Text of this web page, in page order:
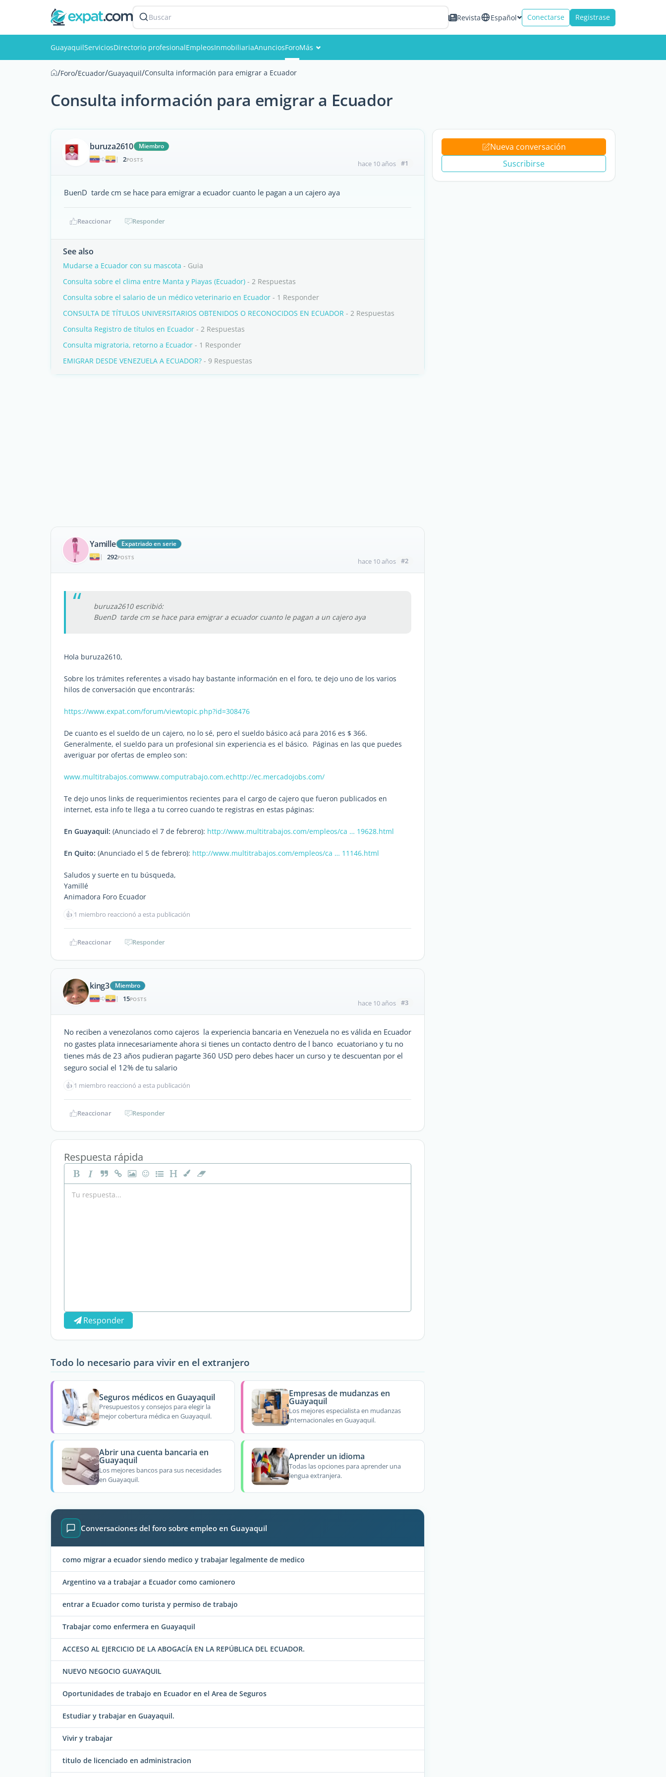
Buscar Revista Español Conectarse Registrase
GuayaquilServiciosDirectorio profesionalEmpleosInmobiliariaAnunciosForoMás
Miembros
/Foro/Ecuador/Guayaquil/Consulta información para emigrar a Ecuador
Consulta información para emigrar a Ecuador
buruza2610
Miembro
|
2POSTS hace 10 años #1
BuenD tarde cm se hace para emigrar a ecuador cuanto le pagan a un cajero aya
Reaccionar Responder
See also
Mudarse a Ecuador con su mascota - Guia
Consulta sobre el clima entre Manta y Piayas (Ecuador) - 2 Respuestas
Consulta sobre el salario de un médico veterinario en Ecuador - 1 Responder
CONSULTA DE TÍTULOS UNIVERSITARIOS OBTENIDOS O RECONOCIDOS EN ECUADOR - 2 Respuestas
Consulta Registro de títulos en Ecuador - 2 Respuestas
Consulta migratoria, retorno a Ecuador - 1 Responder
EMIGRAR DESDE VENEZUELA A ECUADOR? - 9 Respuestas
Yamille
Expatriado en serie
|
292POSTS hace 10 años #2
buruza2610 escribió:
BuenD tarde cm se hace para emigrar a ecuador cuanto le pagan a un cajero aya
Hola buruza2610,
Sobre los trámites referentes a visado hay bastante información en el foro, te dejo uno de los varios
hilos de conversación que encontrarás:
https://www.expat.com/forum/viewtopic.php?id=308476
De cuanto es el sueldo de un cajero, no lo sé, pero el sueldo básico acá para 2016 es $ 366.
Generalmente, el sueldo para un profesional sin experiencia es el básico. Páginas en las que puedes
averiguar por ofertas de empleo son:
www.multitrabajos.comwww.computrabajo.com.echttp://ec.mercadojobs.com/
Te dejo unos links de requerimientos recientes para el cargo de cajero que fueron publicados en
internet, esta info te llega a tu correo cuando te registras en estas páginas:
En Guayaquil: (Anunciado el 7 de febrero): http://www.multitrabajos.com/empleos/ca … 19628.html
En Quito: (Anunciado el 5 de febrero): http://www.multitrabajos.com/empleos/ca … 11146.html
Saludos y suerte en tu búsqueda,
Yamillé
Animadora Foro Ecuador
👍 1 miembro reaccionó a esta publicación
Reaccionar Responder
king3
Miembro
|
15POSTS hace 10 años #3
No reciben a venezolanos como cajeros la experiencia bancaria en Venezuela no es válida en Ecuador
no gastes plata innecesariamente ahora si tienes un contacto dentro de l banco ecuatoriano y tu no
tienes más de 23 años pudieran pagarte 360 USD pero debes hacer un curso y te descuentan por el
seguro social el 12% de tu salario
👍 1 miembro reaccionó a esta publicación
Reaccionar Responder
Respuesta rápida
Responder
Todo lo necesario para vivir en el extranjero
Seguros médicos en Guayaquil
Presupuestos y consejos para elegir la
mejor cobertura médica en Guayaquil.
Empresas de mudanzas en
Guayaquil
Los mejores especialista en mudanzas
internacionales en Guayaquil.
Abrir una cuenta bancaria en
Guayaquil
Los mejores bancos para sus necesidades
en Guayaquil.
Aprender un idioma
Todas las opciones para aprender una
lengua extranjera.
Conversaciones del foro sobre empleo en Guayaquil
como migrar a ecuador siendo medico y trabajar legalmente de medico
Argentino va a trabajar a Ecuador como camionero
entrar a Ecuador como turista y permiso de trabajo
Trabajar como enfermera en Guayaquil
ACCESO AL EJERCICIO DE LA ABOGACÍA EN LA REPÚBLICA DEL ECUADOR.
NUEVO NEGOCIO GUAYAQUIL
Oportunidades de trabajo en Ecuador en el Area de Seguros
Estudiar y trabajar en Guayaquil.
Vivir y trabajar
titulo de licenciado en administracion
Nueva conversación
Suscribirse